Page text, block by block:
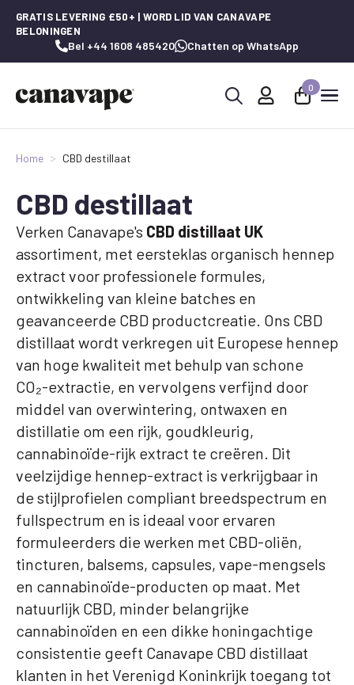
GRATIS LEVERING £50+ | WORD LID VAN CANAVAPE
BELONINGEN
Bel +44 1608 485420 Chatten op WhatsApp
0
Home CBD destillaat
CBD destillaat
Verken Canavape's CBD distillaat UK
assortiment, met eersteklas organisch hennep
extract voor professionele formules,
ontwikkeling van kleine batches en
geavanceerde CBD productcreatie. Ons CBD
distillaat wordt verkregen uit Europese hennep
van hoge kwaliteit met behulp van schone
CO₂-extractie, en vervolgens verfijnd door
middel van overwintering, ontwaxen en
distillatie om een rijk, goudkleurig,
cannabinoïde-rijk extract te creëren. Dit
veelzijdige hennep-extract is verkrijgbaar in
de stijlprofielen compliant breedspectrum en
fullspectrum en is ideaal voor ervaren
formuleerders die werken met CBD-oliën,
tincturen, balsems, capsules, vape-mengsels
en cannabinoïde-producten op maat. Met
natuurlijk CBD, minder belangrijke
cannabinoïden en een dikke honingachtige
consistentie geeft Canavape CBD distillaat
klanten in het Verenigd Koninkrijk toegang tot